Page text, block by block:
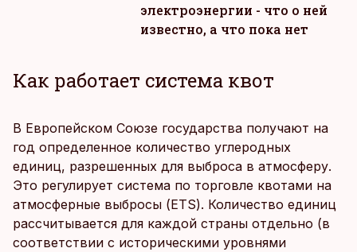
электроэнергии - что о ней
известно, а что пока нет
Как работает система квот
В Европейском Союзе государства получают на
год определенное количество углеродных
единиц, разрешенных для выброса в атмосферу.
Это регулирует система по торговле квотами на
атмосферные выбросы (ETS). Количество единиц
рассчитывается для каждой страны отдельно (в
соответствии с историческими уровнями